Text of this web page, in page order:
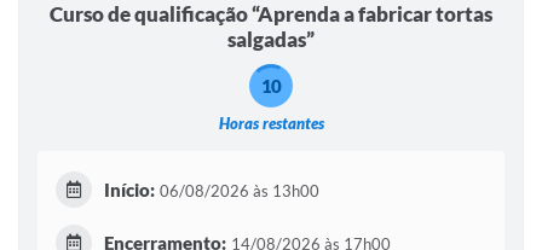
Curso de qualificação “Aprenda a fabricar tortas
salgadas”
Horas restantes
10
Início: 06/08/2026 às 13h00
Encerramento: 14/08/2026 às 17h00